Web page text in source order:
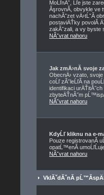
MoĹľnĂˇ, Ĺľe jste
ĂşrovnĂ­, obvykle ve
nachĂˇzet vÄ›tĹˇĂ­
postaviÄŤky povolĂ­
zakĂˇzali, a vy byste
NĂˇvrat nahoru
Jak zmÄ›nĂ­ svoje
ObecnÄ› vzato,
coĹľ zĂˇleĹľĂ­ na
identifikaci
zbyteÄŤnĂ˝m
NĂˇvrat nahoru
KdyĹľ kliknu na e-
Pouze registrovanĂ­
opatĹ™enĂ­
NĂˇvrat nahoru
VklĂˇdĂˇnĂ­